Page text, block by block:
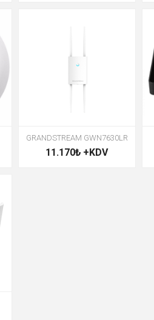
GRANDSTREAM GWN7630LR
11.170₺ +KDV